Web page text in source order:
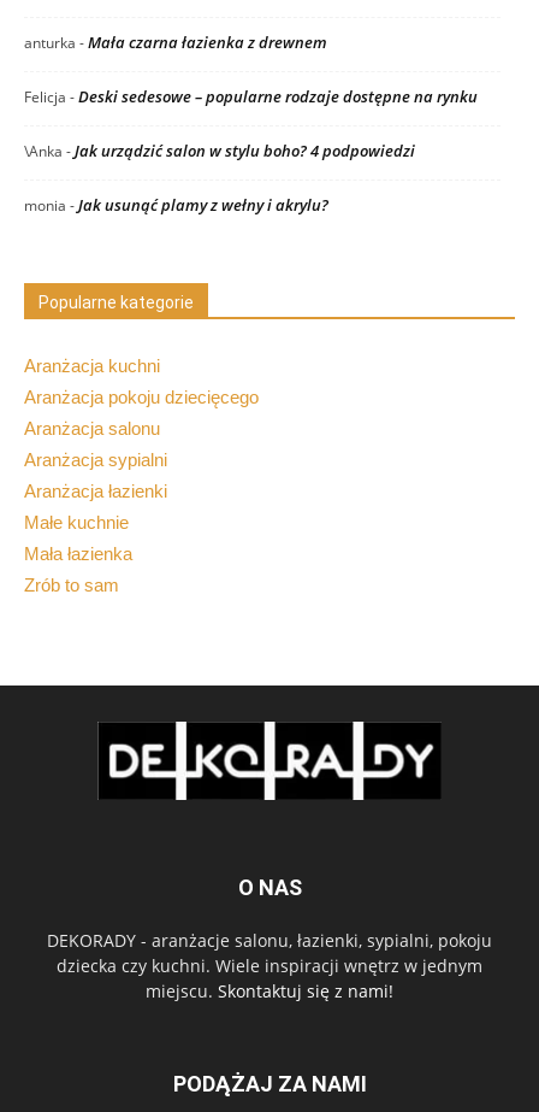
anturka -Mała czarna łazienka z drewnem
Felicja -Deski sedesowe – popularne rodzaje dostępne na rynku
\Anka -Jak urządzić salon w stylu boho? 4 podpowiedzi
monia -Jak usunąć plamy z wełny i akrylu?
Popularne kategorie
Aranżacja kuchni
Aranżacja pokoju dziecięcego
Aranżacja salonu
Aranżacja sypialni
Aranżacja łazienki
Małe kuchnie
Mała łazienka
Zrób to sam
O NAS
DEKORADY - aranżacje salonu, łazienki, sypialni, pokoju
dziecka czy kuchni. Wiele inspiracji wnętrz w jednym
miejscu. Skontaktuj się z nami!
PODĄŻAJ ZA NAMI